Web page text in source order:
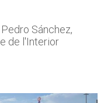
Sánchez,
de l'Interior